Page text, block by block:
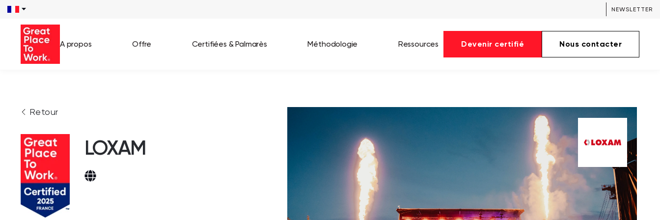
NEWSLETTER
A propos Offre Certifiées & Palmarès
Best Workplaces France 2026
Great Place To Work In Tech 2026
Best Workplaces For Women 2025
Best Workplaces Europe 2025
Méthodologie Ressources Devenir certifié Nous contacter
Retour
LOXAM